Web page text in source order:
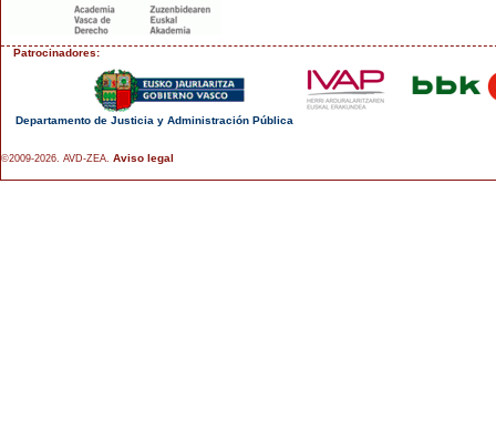
Patrocinadores:
Departamento de Justicia y Administración Pública
©2009-2026. AVD-ZEA. Aviso legal